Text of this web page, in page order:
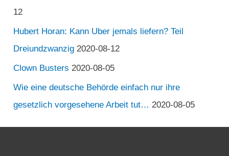
12
Hubert Horan: Kann Uber jemals liefern? Teil
Dreiundzwanzig 2020-08-12
Clown Busters 2020-08-05
Wie eine deutsche Behörde einfach nur ihre
gesetzlich vorgesehene Arbeit tut… 2020-08-05